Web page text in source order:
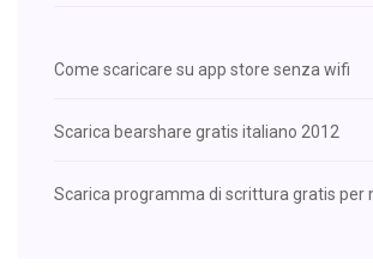
Come scaricare su app store senza wifi
Scarica bearshare gratis italiano 2012
Scarica programma di scrittura gratis per